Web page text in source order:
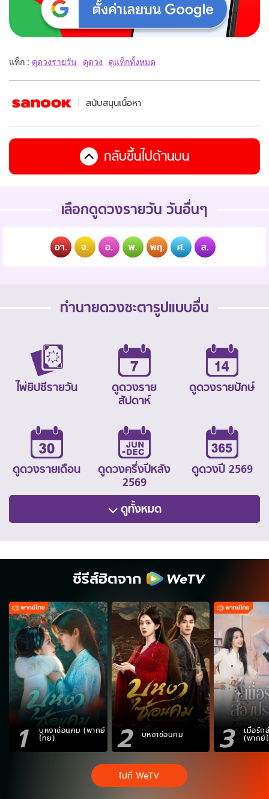
แท็ก : ดูดวงรายวัน ดูดวง ดูแท็กทั้งหมด
สนับสนุนเนื้อหา
กลับขึ้นไปด้านบน
เลือกดูดวงรายวัน วันอื่นๆ
อา. จ. อ. พ. พฤ. ศ. ส.
ทำนายดวงชะตารูปแบบอื่น
ไพ่ยิปซีรายวัน
ดูดวงราย
สัปดาห์
ดูดวงรายปักษ์
ดูดวงรายเดือน
ดูดวงครึ่งปีหลัง
2569
ดูดวงปี 2569
ดูทั้งหมด
ซีรีส์ฮิตจาก
1 บุหงาซ่อนคม (พากย์
ไทย) 2 บุหงาซ่อนคม 3 เมื่อรัก
(พากย์
ไปที่ WeTV